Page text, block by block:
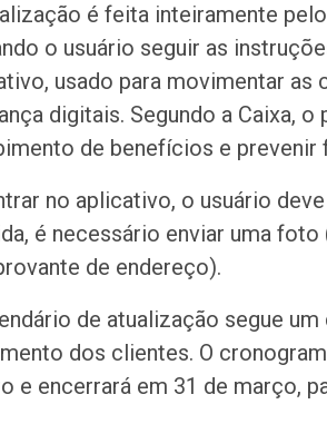
é feita inteiramente
o usuário seguir as
usado para movimentar as
digitais. Segundo a Caixa,
de benefícios e prevenir
no aplicativo, o usuário
é necessário enviar uma foto
de endereço).
de atualização segue
dos clientes. O
e encerrará em 31 de março,